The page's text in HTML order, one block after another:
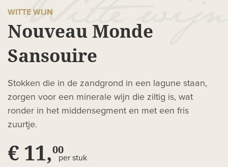
WITTE WIJN
Nouveau Monde
Sansouire
Stokken die in de zandgrond in een lagune staan,
zorgen voor een minerale wijn die ziltig is, wat
ronder in het middensegment en met een fris
zuurtje.
€ 11,00
per stuk